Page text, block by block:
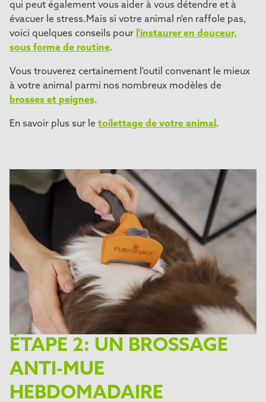
qui peut également vous aider à vous détendre et à
évacuer le stress.Mais si votre animal n'en raffole pas,
voici quelques conseils pour l'instaurer en douceur,
sous forme de routine.
Vous trouverez certainement l'outil convenant le mieux
à votre animal parmi nos nombreux modèles de
brosses et peignes.
En savoir plus sur le toilettage de votre animal.
ÉTAPE 2: UN BROSSAGE
ANTI-MUE
HEBDOMADAIRE